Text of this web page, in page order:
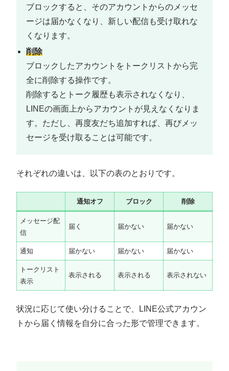
ブロックすると、そのアカウントからのメッセ
ージは届かなくなり、新しい配信も受け取れな
くなります。
削除
ブロックしたアカウントをトークリストから完
全に削除する操作です。
削除するとトーク履歴も表示されなくなり、
LINEの画面上からアカウントが見えなくなりま
す。ただし、再度友だち追加すれば、再びメッ
セージを受け取ることは可能です。
それぞれの違いは、以下の表のとおりです。
通知オフ ブロック 削除
メッセージ配
信
届く 届かない 届かない
通知 届かない 届かない 届かない
トークリスト
表示
表示される 表示される 表示されない
状況に応じて使い分けることで、LINE公式アカウン
トから届く情報を自分に合った形で管理できます。